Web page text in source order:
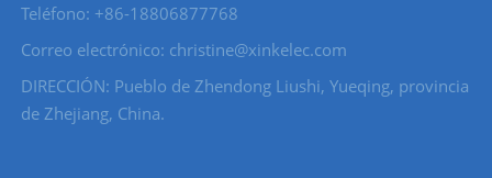
Teléfono: +86-18806877768
Correo electrónico: christine@xinkelec.com
DIRECCIÓN: Pueblo de Zhendong Liushi, Yueqing, provincia
de Zhejiang, China.